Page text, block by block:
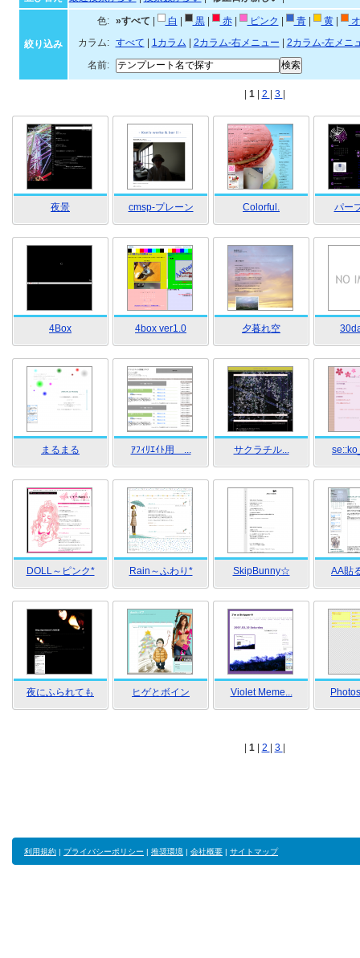
絞り込み
色: »すべて 白 黒| 赤| ピンク 青| 黄|
カラム:
すべて 1カラム 2カラム-右メニュー
2カラム-左メニ
名前:
1 2 3
夜景 cmsp-プレーン Colorful. パー
4Box 4box ver1.0 夕暮れ空
まるまる ｱﾌｨﾘｴｲﾄ用 ... サクラチル...
DOLL～ピンク* Rain～ふわり* SkipBunny☆ AA貼
夜にふられても ヒゲとボイン Violet Meme...
1 2 3
利用規約 | プライバシーポリシー | 推奨環境 | 会社概要 | サイトマップ